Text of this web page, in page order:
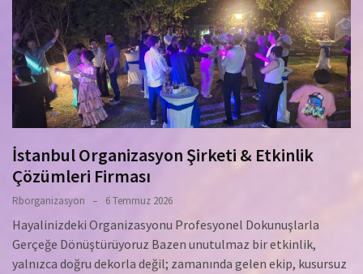
İstanbul Organizasyon Şirketi & Etkinlik
Çözümleri Firması
Rborganizasyon 6 Temmuz 2026
Hayalinizdeki Organizasyonu Profesyonel Dokunuşlarla
Gerçeğe Dönüştürüyoruz Bazen unutulmaz bir etkinlik,
yalnızca doğru dekorla değil; zamanında gelen ekip, kusursuz